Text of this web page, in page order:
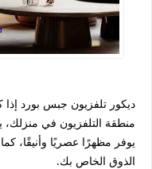
ديكور تلفزيون جبس بورد
منطقة التلفزيون في منزلك،
يوفر مظهرًا عصريًا وأنيقًا،
الذوق الخاص بك.